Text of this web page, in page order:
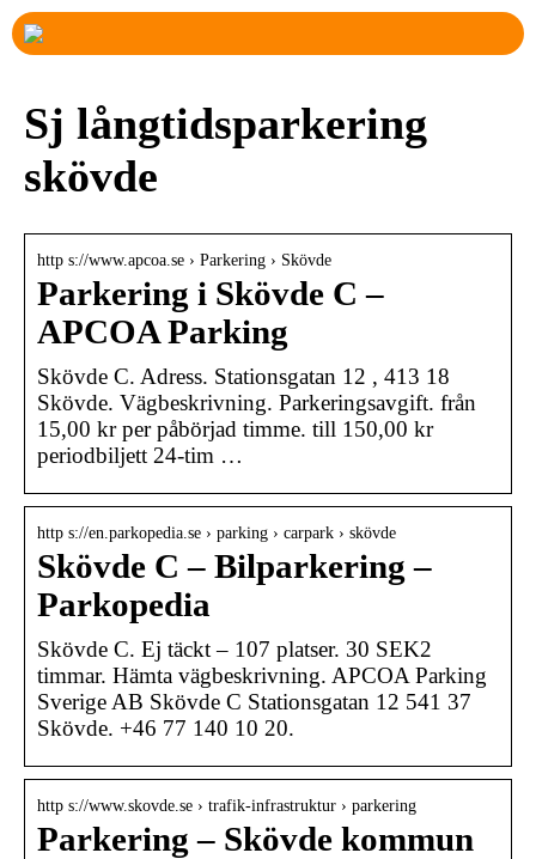
Sj långtidsparkering
skövde
http s://www.apcoa.se › Parkering › Skövde
Parkering i Skövde C –
APCOA Parking
Skövde C. Adress. Stationsgatan 12 , 413 18
Skövde. Vägbeskrivning. Parkeringsavgift. från
15,00 kr per påbörjad timme. till 150,00 kr
periodbiljett 24-tim …
http s://en.parkopedia.se › parking › carpark › skövde
Skövde C – Bilparkering –
Parkopedia
Skövde C. Ej täckt – 107 platser. 30 SEK2
timmar. Hämta vägbeskrivning. APCOA Parking
Sverige AB Skövde C Stationsgatan 12 541 37
Skövde. +46 77 140 10 20.
http s://www.skovde.se › trafik-infrastruktur › parkering
Parkering – Skövde kommun